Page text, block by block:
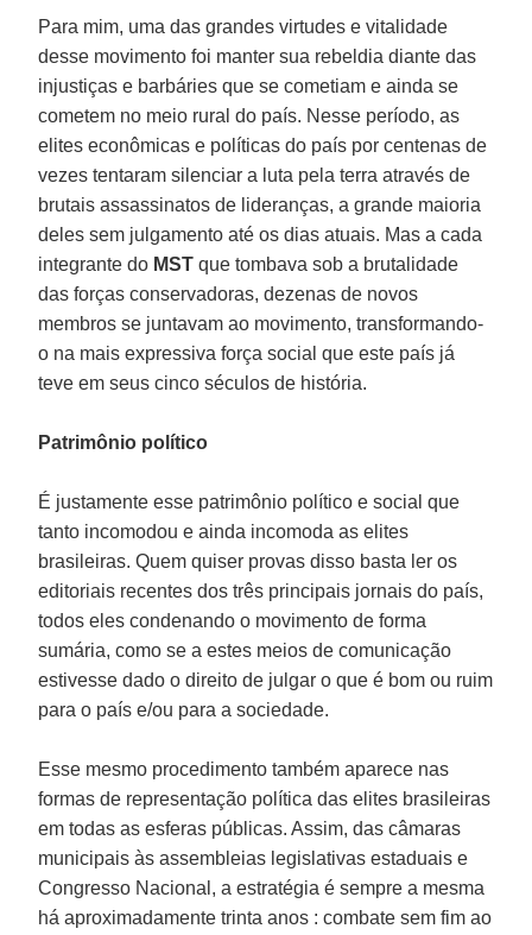
Para mim, uma das grandes virtudes e vitalidade
desse movimento foi manter sua rebeldia diante das
injustiças e barbáries que se cometiam e ainda se
cometem no meio rural do país. Nesse período, as
elites econômicas e políticas do país por centenas de
vezes tentaram silenciar a luta pela terra através de
brutais assassinatos de lideranças, a grande maioria
deles sem julgamento até os dias atuais. Mas a cada
integrante do MSTque tombava sob a brutalidade
das forças conservadoras, dezenas de novos
membros se juntavam ao movimento, transformando-
o na mais expressiva força social que este país já
teve em seus cinco séculos de história.
Patrimônio político
É justamente esse patrimônio político e social que
tanto incomodou e ainda incomoda as elites
brasileiras. Quem quiser provas disso basta ler os
editoriais recentes dos três principais jornais do país,
todos eles condenando o movimento de forma
sumária, como se a estes meios de comunicação
estivesse dado o direito de julgar o que é bom ou ruim
para o país e/ou para a sociedade.
Esse mesmo procedimento também aparece nas
formas de representação política das elites brasileiras
em todas as esferas públicas. Assim, das câmaras
municipais às assembleias legislativas estaduais e
Congresso Nacional, a estratégia é sempre a mesma
há aproximadamente trinta anos : combate sem fim ao